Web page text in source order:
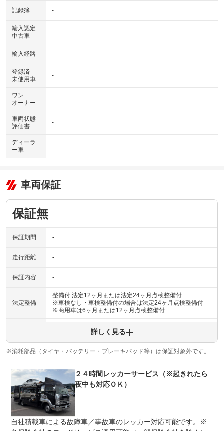
記録簿 -
輸入認定
中古車
-
輸入経路 -
登録済
未使用車
-
ワン
オーナー
-
車両状態
評価書
-
ディーラ
ー車
-
車両保証
保証無
保証期間 -
走行距離 -
保証内容 -
法定整備
整備付 法定12ヶ月または法定24ヶ月点検整備付
※車検なし・車検整備付の場合は法定24ヶ月点検整備付
※商用車は6ヶ月または12ヶ月点検整備付
詳しく見る
※消耗部品（タイヤ・バッテリー・ブレーキパッド等）は保証対象外です。
２４時間レッカーサービス（※起きれたら
夜中も対応ＯＫ）
自社積載車による故障車／事故車のレッカー対応可能です。※